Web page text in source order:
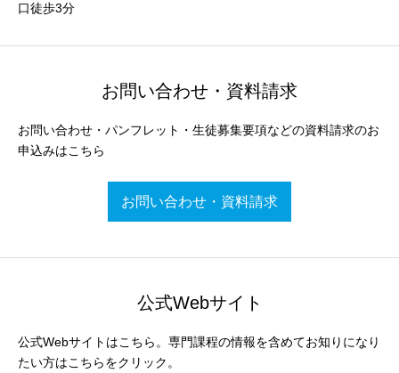
口徒歩3分
お問い合わせ・資料請求
お問い合わせ・パンフレット・生徒募集要項などの資料請求のお
申込みはこちら
お問い合わせ・資料請求
公式Webサイト
公式Webサイトはこちら。専門課程の情報を含めてお知りになり
たい方はこちらをクリック。